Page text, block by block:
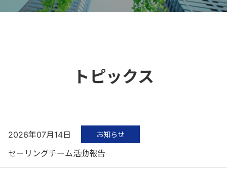
トピックス
2026年07月14日 お知らせ
セーリングチーム活動報告